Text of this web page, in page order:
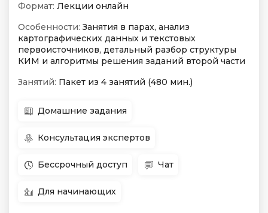
Формат: Лекции онлайн
Особенности: Занятия в парах, анализ
картографических данных и текстовых
первоисточников, детальный разбор структуры
КИМ и алгоритмы решения заданий второй части
Занятий: Пакет из 4 занятий (480 мин.)
Домашние задания
Консультация экспертов
Бессрочный доступ Чат
Для начинающих